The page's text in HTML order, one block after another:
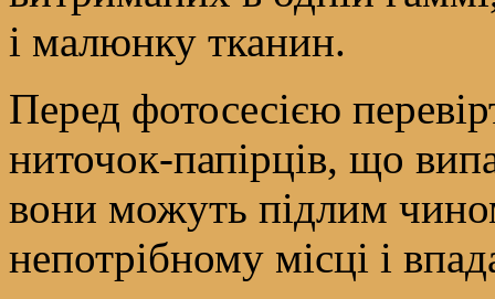
і малюнку тканин.
Перед фотосесією
ниточок-папірців, що
вони можуть підлим
непотрібному місці і